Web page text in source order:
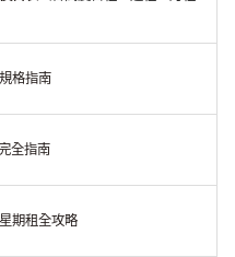
格指南
全指南
期租全攻略